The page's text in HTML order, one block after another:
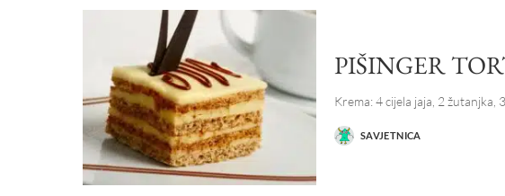
PIŠINGER
Krema: 4 cijela jaja, 2 žutanjka,
POSTED
BY
SAVJETNICA